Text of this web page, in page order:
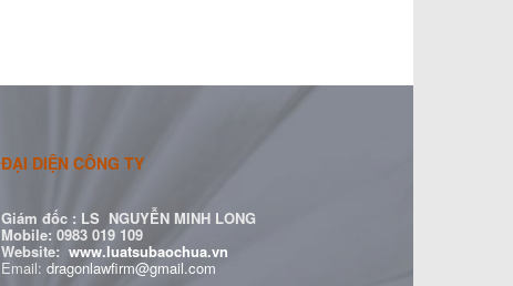
ĐẠI DIỆN CÔNG TY
Giám đốc : LS NGUYỄN MINH LONG
Mobile: 0983 019 109
Website: www.luatsubaochua.vn
Email: dragonlawfirm@gmail.com